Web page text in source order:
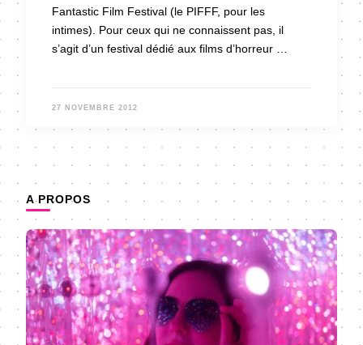
Fantastic Film Festival (le PIFFF, pour les
intimes). Pour ceux qui ne connaissent pas, il
s’agit d’un festival dédié aux films d’horreur …
27 NOVEMBRE 2012
A PROPOS